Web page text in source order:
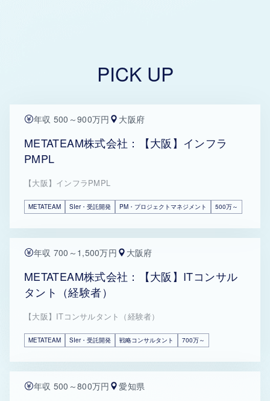
PICK UP
年収 500～900万円 大阪府
METATEAM株式会社：【大阪】インフラ
PMPL
【大阪】インフラPMPL
METATEAM SIer・受託開発 PM・プロジェクトマネジメント 500万～
年収 700～1,500万円 大阪府
METATEAM株式会社：【大阪】ITコンサル
タント（経験者）
【大阪】ITコンサルタント（経験者）
METATEAM SIer・受託開発 戦略コンサルタント 700万～
年収 500～800万円 愛知県